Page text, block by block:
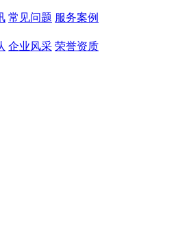
常见问题 服务案例
企业风采 荣誉资质